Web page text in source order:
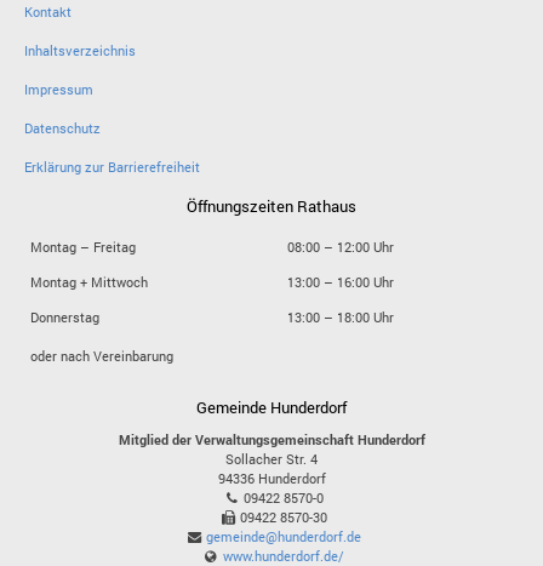
Kontakt
Inhaltsverzeichnis
Impressum
Datenschutz
Erklärung zur Barrierefreiheit
Öffnungszeiten Rathaus
Montag – Freitag
08:00 – 12:00 Uhr
Montag + Mittwoch
13:00 – 16:00 Uhr
Donnerstag
13:00 – 18:00 Uhr
oder nach Vereinbarung
Gemeinde Hunderdorf
Mitglied der Verwaltungsgemeinschaft Hunderdorf
Sollacher Str. 4
94336 Hunderdorf
09422 8570-0
09422 8570-30
gemeinde@hunderdorf.de
www.hunderdorf.de/